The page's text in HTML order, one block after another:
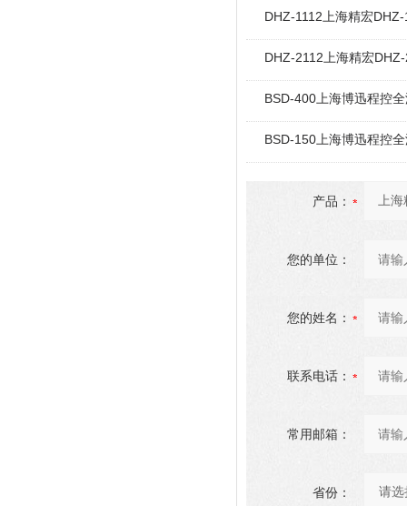
DHZ-1112上海精宏
DHZ-2112上海精宏
BSD-400上海博迅程控
BSD-150上海博迅程控
产品：
您的单位：
您的姓名：
联系电话：
常用邮箱：
省份：